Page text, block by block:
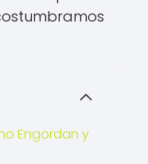
Engordan y